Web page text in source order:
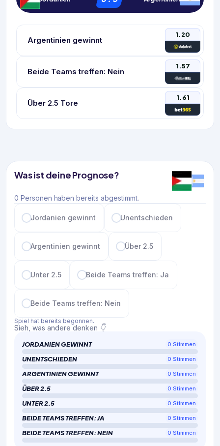
Argentinien gewinnt
1.20
Beide Teams treffen: Nein
1.57
Über 2.5 Tore
1.61
Was ist deine Prognose?
0 Personen haben bereits abgestimmt.
Jordanien gewinnt Unentschieden
Argentinien gewinnt Über 2.5
Unter 2.5 Beide Teams treffen: Ja
Beide Teams treffen: Nein
Spiel hat bereits begonnen.
Sieh, was andere denken 👇
JORDANIEN GEWINNT 0 Stimmen
UNENTSCHIEDEN 0 Stimmen
ARGENTINIEN GEWINNT 0 Stimmen
ÜBER 2.5 0 Stimmen
UNTER 2.5 0 Stimmen
BEIDE TEAMS TREFFEN: JA 0 Stimmen
BEIDE TEAMS TREFFEN: NEIN 0 Stimmen